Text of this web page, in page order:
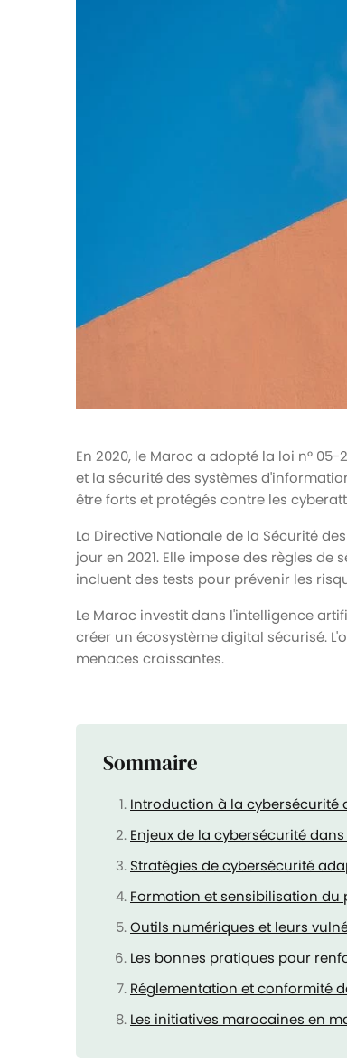
En 2020, le Maroc a adopté la loi n°
et la sécurité des systèmes
être forts et protégés contre les
La Directive Nationale de la Sécurité
jour en 2021. Elle impose des règles
incluent des tests pour prévenir les
Le Maroc investit dans l'intelligence
créer un écosystème digital sécurisé.
menaces croissantes.
Sommaire
Introduction à la cybersécurité
Enjeux de la cybersécurité
Stratégies de cybersécurité
Formation et sensibilisation
Outils numériques et leurs
Les bonnes pratiques pour
Réglementation et conformité
Les initiatives marocaines en